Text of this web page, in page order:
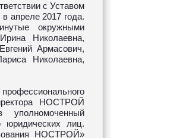
с Уставом
апреле 2017 года.
окружными
Николаевна,
Армасович,
Николаевна,
НОСТРОЙ
уполномоченный
юридических лиц.
НОСТРОЙ»